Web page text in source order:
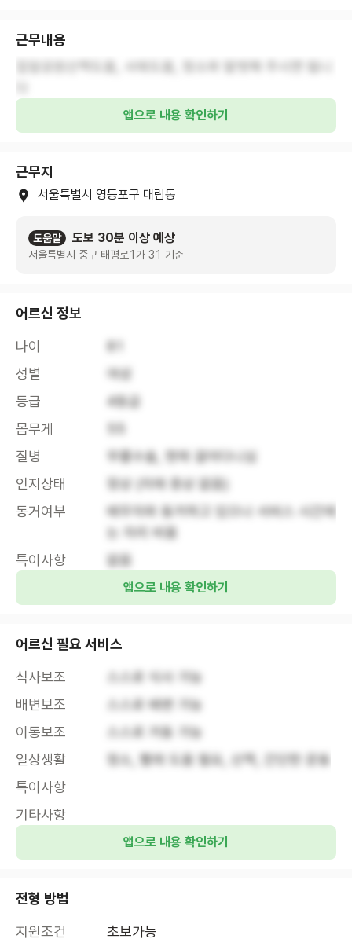
근무내용
앱으로 내용 확인하기
근무지
서울특별시 영등포구 대림동
도움말 도보 30분 이상 예상
서울특별시 중구 태평로1가 31 기준
어르신 정보
나이
성별
여성
등급
4등급
몸무게
질병
무릎수술, 현재 걸어다니심
인지상태
정상 (치매 증상 없음)
동거여부
배우자와 동거하고 있으나 서비스 시간에
는 자리 비움
특이사항
없음
앱으로 내용 확인하기
어르신 필요 서비스
식사보조
스스로 식사 가능
배변보조
스스로 배변 가능
이동보조
스스로 거동 가능
일상생활
청소, 빨래 도움 필요, 산책, 간단한 운동
특이사항
기타사항
앱으로 내용 확인하기
전형 방법
지원조건
초보가능